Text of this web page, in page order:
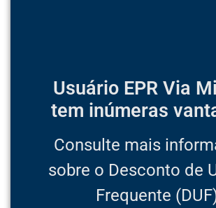
Usuário EPR Via
tem inúmeras
Consulte mais
sobre o Desconto de
Frequente